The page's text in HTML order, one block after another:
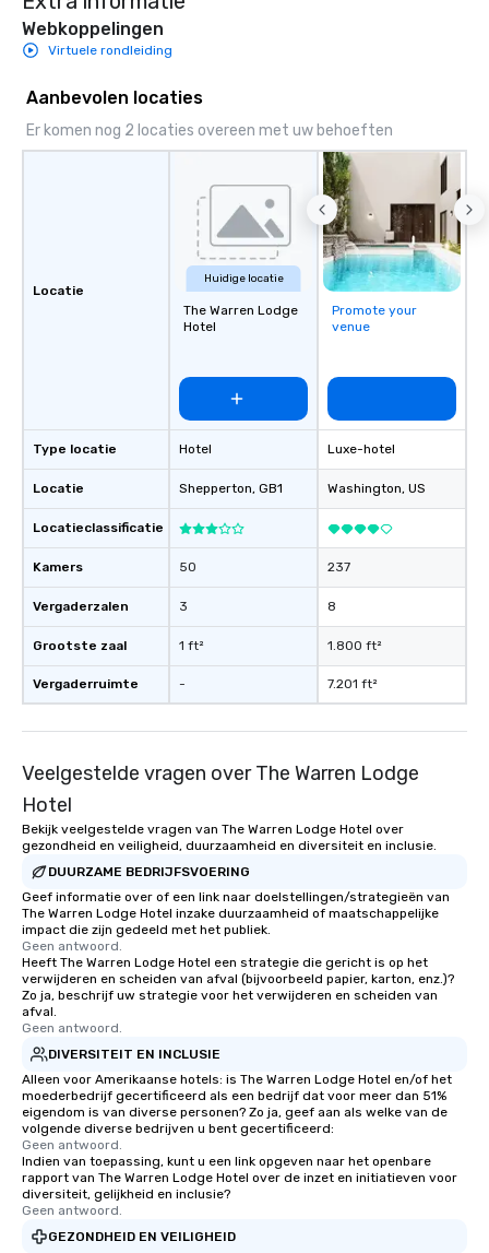
Webkoppelingen
Virtuele rondleiding
Aanbevolen locaties
Er komen nog 2 locaties overeen met uw behoeften
Locatie
Type locatie
Locatie
Locatieclassificatie
Kamers
Vergaderzalen
Grootste zaal
Vergaderruimte
Huidige locatie
The Warren Lodge
Hotel
Hotel
Shepperton, GB1
50
3
1 ft²
-
Promote your
venue
Luxe-hotel
Washington, US
237
8
1.800 ft²
7.201 ft²
Veelgestelde vragen over The Warren Lodge
Hotel
Bekijk veelgestelde vragen van The Warren Lodge Hotel over
gezondheid en veiligheid, duurzaamheid en diversiteit en inclusie.
DUURZAME BEDRIJFSVOERING
Geef informatie over of een link naar doelstellingen/strategieën van
The Warren Lodge Hotel inzake duurzaamheid of maatschappelijke
impact die zijn gedeeld met het publiek.
Geen antwoord.
Heeft The Warren Lodge Hotel een strategie die gericht is op het
verwijderen en scheiden van afval (bijvoorbeeld papier, karton, enz.)?
Zo ja, beschrijf uw strategie voor het verwijderen en scheiden van
afval.
Geen antwoord.
DIVERSITEIT EN INCLUSIE
Alleen voor Amerikaanse hotels: is The Warren Lodge Hotel en/of het
moederbedrijf gecertificeerd als een bedrijf dat voor meer dan 51%
eigendom is van diverse personen? Zo ja, geef aan als welke van de
volgende diverse bedrijven u bent gecertificeerd:
Geen antwoord.
Indien van toepassing, kunt u een link opgeven naar het openbare
rapport van The Warren Lodge Hotel over de inzet en initiatieven voor
diversiteit, gelijkheid en inclusie?
Geen antwoord.
GEZONDHEID EN VEILIGHEID